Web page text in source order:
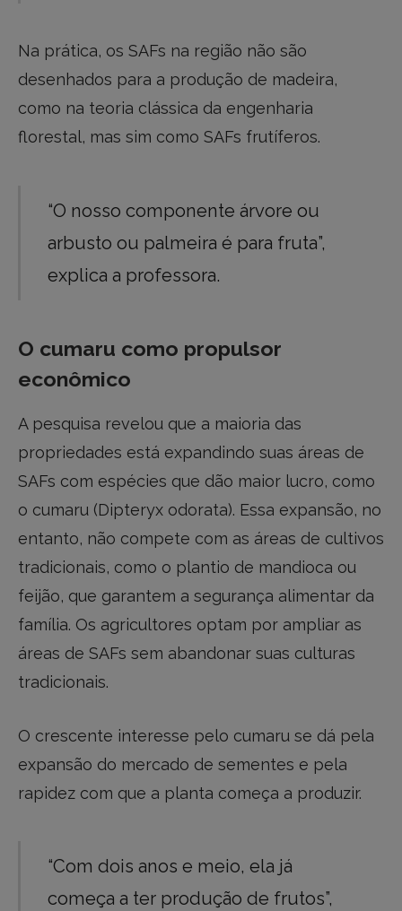
Na prática, os SAFs na região não são
desenhados para a produção de madeira,
como na teoria clássica da engenharia
florestal, mas sim como SAFs frutíferos.
“O nosso componente árvore ou
arbusto ou palmeira é para fruta”,
explica a professora.
O cumaru como propulsor
econômico
A pesquisa revelou que a maioria das
propriedades está expandindo suas áreas de
SAFs com espécies que dão maior lucro, como
o cumaru (Dipteryx odorata). Essa expansão, no
entanto, não compete com as áreas de cultivos
tradicionais, como o plantio de mandioca ou
feijão, que garantem a segurança alimentar da
família. Os agricultores optam por ampliar as
áreas de SAFs sem abandonar suas culturas
tradicionais.
O crescente interesse pelo cumaru se dá pela
expansão do mercado de sementes e pela
rapidez com que a planta começa a produzir.
“Com dois anos e meio, ela já
começa a ter produção de frutos”,